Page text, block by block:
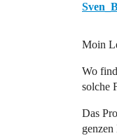
Moin
Wo
solche
Das